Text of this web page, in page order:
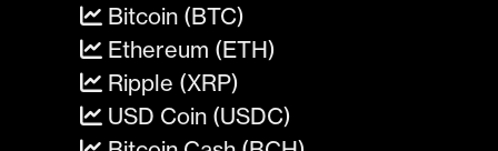
Bitcoin (BTC)
Ethereum (ETH)
Ripple (XRP)
USD Coin (USDC)